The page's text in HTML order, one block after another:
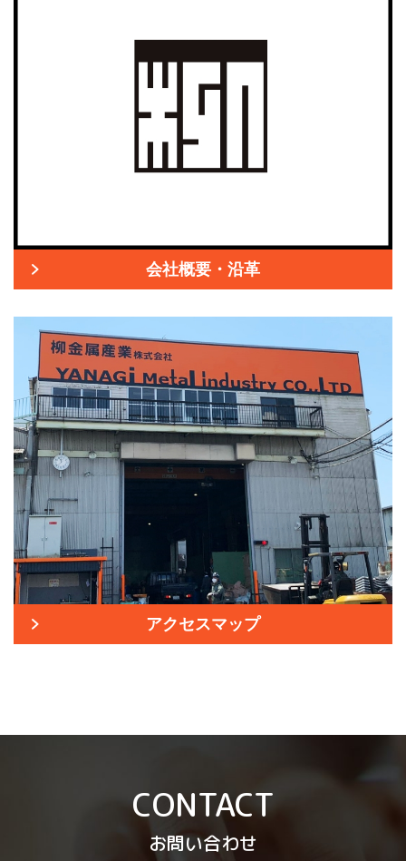
会社概要・沿革
アクセスマップ
CONTACT
お問い合わせ